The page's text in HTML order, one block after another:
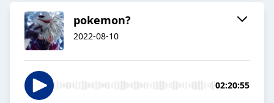
pokemon?
2022-08-10
02:20:55